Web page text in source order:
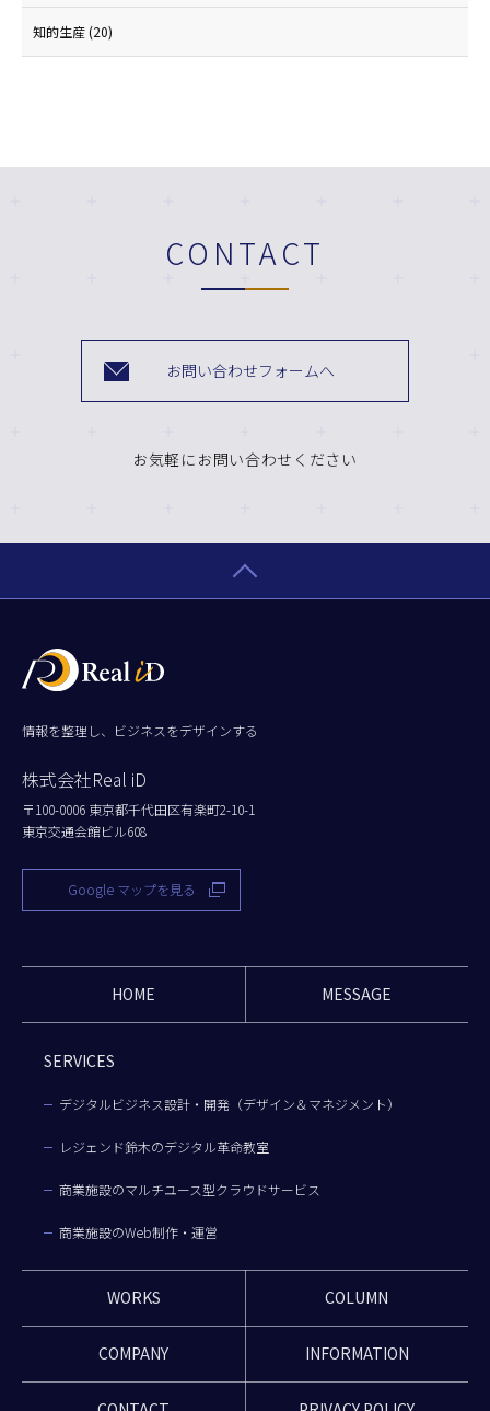
知的生産(20)
CONTACT
お問い合わせフォームへ
お気軽にお問い合わせください
情報を整理し、ビジネスをデザインする
株式会社Real iD
〒100-0006 東京都千代田区有楽町2-10-1
東京交通会館ビル608
Google マップを見る
HOME MESSAGE
SERVICES
デジタルビジネス設計・開発（デザイン＆マネジメント）
レジェンド鈴木のデジタル革命教室
商業施設のマルチユース型クラウドサービス
商業施設のWeb制作・運営
WORKS COLUMN
COMPANY INFORMATION